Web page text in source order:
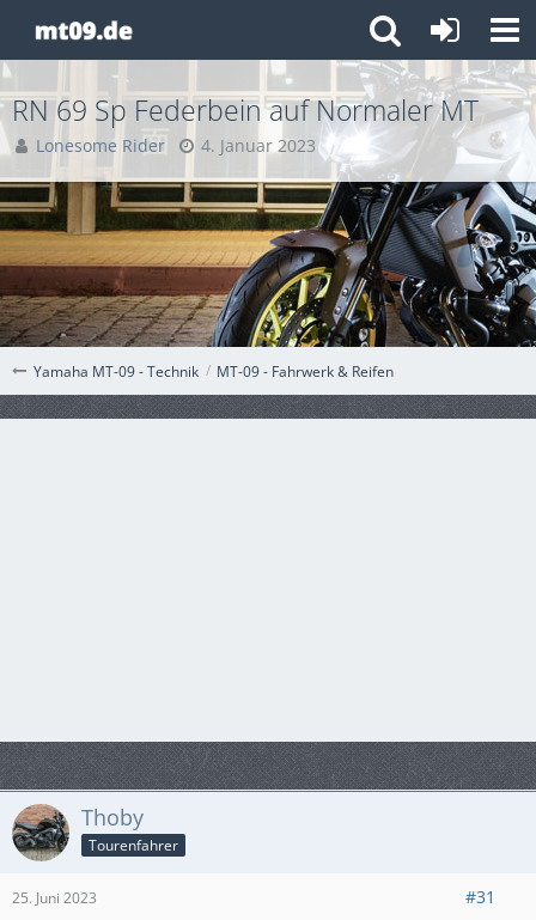
Yamaha MT-09 - Technik MT-09 - Fahrwerk & Reifen
RN 69 Sp Federbein auf Normaler MT
Lonesome Rider 4. Januar 2023
Thoby
Tourenfahrer
25. Juni 2023 #31